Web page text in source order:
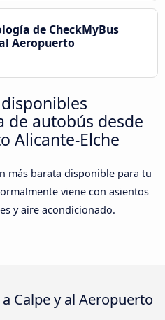
de CheckMyBus
Aeropuerto
de autobús desde
Alicante-Elche
más barata disponible para tu
viene con asientos
y aire acondicionado.
Calpe y al Aeropuerto